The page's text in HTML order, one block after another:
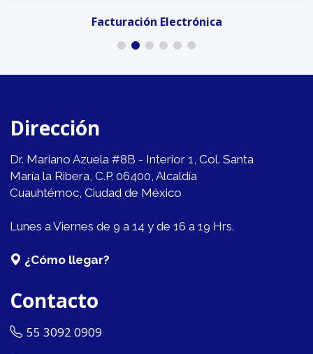
Facturación Electrónica
Dirección
Dr. Mariano Azuela #8B - Interior 1, Col. Santa
María la Ribera, C.P. 06400, Alcaldía
Cuauhtémoc, Ciudad de México
Lunes a Viernes de 9 a 14 y de 16 a 19 Hrs.
¿Cómo llegar?
Contacto
55 3092 0909